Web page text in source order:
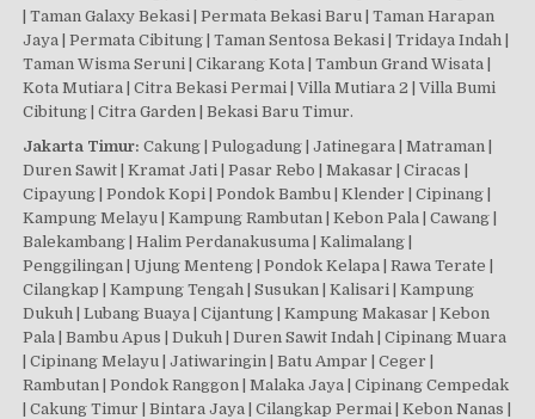
| Taman Galaxy Bekasi | Permata Bekasi Baru | Taman Harapan
Jaya | Permata Cibitung | Taman Sentosa Bekasi | Tridaya Indah |
Taman Wisma Seruni | Cikarang Kota | Tambun Grand Wisata |
Kota Mutiara | Citra Bekasi Permai | Villa Mutiara 2 | Villa Bumi
Cibitung | Citra Garden | Bekasi Baru Timur.
Jakarta Timur: Cakung | Pulogadung | Jatinegara | Matraman |
Duren Sawit | Kramat Jati | Pasar Rebo | Makasar | Ciracas |
Cipayung | Pondok Kopi | Pondok Bambu | Klender | Cipinang |
Kampung Melayu | Kampung Rambutan | Kebon Pala | Cawang |
Balekambang | Halim Perdanakusuma | Kalimalang |
Penggilingan | Ujung Menteng | Pondok Kelapa | Rawa Terate |
Cilangkap | Kampung Tengah | Susukan | Kalisari | Kampung
Dukuh | Lubang Buaya | Cijantung | Kampung Makasar | Kebon
Pala | Bambu Apus | Dukuh | Duren Sawit Indah | Cipinang Muara
| Cipinang Melayu | Jatiwaringin | Batu Ampar | Ceger |
Rambutan | Pondok Ranggon | Malaka Jaya | Cipinang Cempedak
| Cakung Timur | Bintara Jaya | Cilangkap Permai | Kebon Nanas |